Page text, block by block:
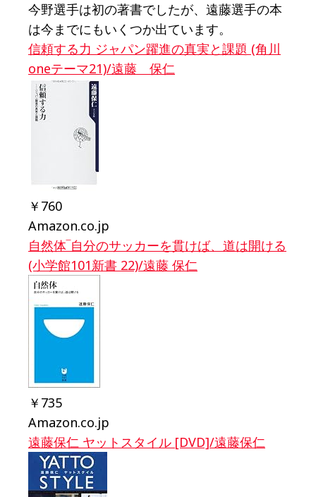
今野選手は初の著書でしたが、遠藤選手の本
は今までにもいくつか出ています。
信頼する力 ジャパン躍進の真実と課題 (角川
oneテーマ21)/遠藤 保仁
￥760
Amazon.co.jp
自然体‾自分のサッカーを貫けば、道は開ける
(小学館101新書 22)/遠藤 保仁
￥735
Amazon.co.jp
遠藤保仁 ヤットスタイル [DVD]/遠藤保仁